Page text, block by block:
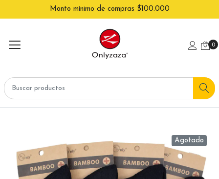
Monto mínimo de compras $100.000
0
Agotado